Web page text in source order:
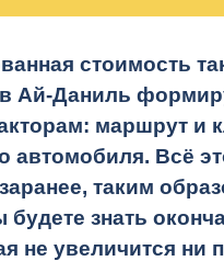
стоимость
Ай-Даниль
маршрут и
автомобиля. Всё
таким
будете знать
не увеличится ни